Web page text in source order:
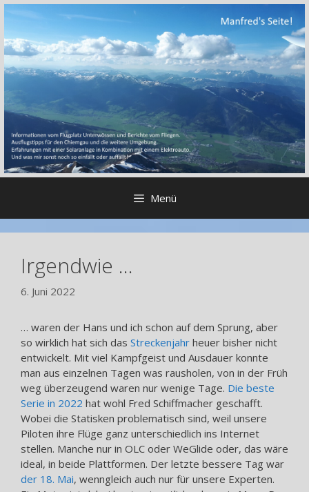
Zum
springen
Menü
Irgendwie …
6. Juni 2022
… waren der Hans und ich schon auf dem Sprung, aber
so wirklich hat sich das Streckenjahr heuer bisher nicht
entwickelt. Mit viel Kampfgeist und Ausdauer konnte
man aus einzelnen Tagen was rausholen, von in der Früh
weg überzeugend waren nur wenige Tage. Die beste
Serie in 2022 hat wohl Fred Schiffmacher geschafft.
Wobei die Statisken problematisch sind, weil unsere
Piloten ihre Flüge ganz unterschiedlich ins Internet
stellen. Manche nur in OLC oder WeGlide oder, das wäre
ideal, in beide Plattformen. Der letzte bessere Tag war
der 18. Mai, wenngleich auch nur für unsere Experten.